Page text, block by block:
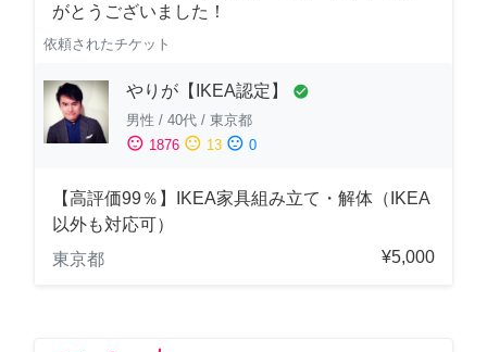
がとうございました！
依頼されたチケット
やりが【IKEA認定】 check_circle
男性 / 40代 / 東京都
sentiment_satisfied 1876 sentiment_neutral 13 sentiment_dissatisfied 0
【高評価99％】IKEA家具組み立て・解体（IKEA
以外も対応可）
東京都
¥5,000